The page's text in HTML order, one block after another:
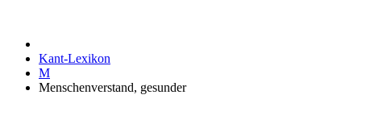
Kant-Lexikon
M
Menschenverstand, gesunder